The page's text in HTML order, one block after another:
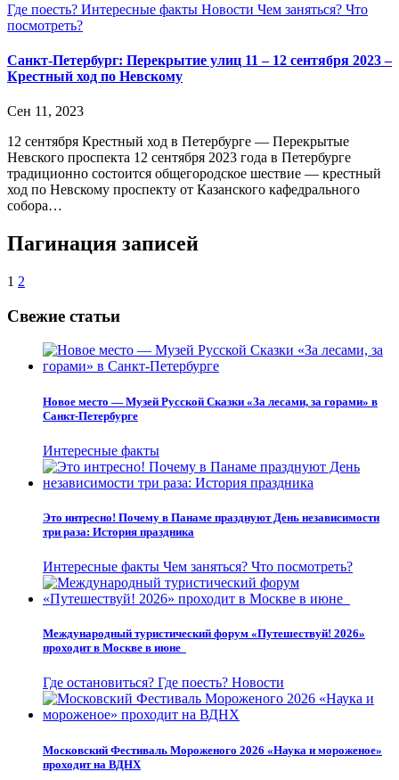
Где поесть? Интересные факты Новости Чем заняться? Что
посмотреть?
Санкт-Петербург: Перекрытие улиц 11 – 12 сентября 2023 –
Крестный ход по Невскому
Сен 11, 2023
12 сентября Крестный ход в Петербурге — Перекрытые
Невского проспекта 12 сентября 2023 года в Петербурге
традиционно состоится общегородское шествие — крестный
ход по Невскому проспекту от Казанского кафедрального
собора…
Пагинация записей
1 2
Свежие статьи
Новое место — Музей Русской Сказки «За лесами, за горами» в
Санкт-Петербурге
Интересные факты
Это интресно! Почему в Панаме празднуют День независимости
три раза: История праздника
Интересные факты Чем заняться? Что посмотреть?
Международный туристический форум «Путешествуй! 2026»
проходит в Москве в июне
Где остановиться? Где поесть? Новости
Московский Фестиваль Мороженого 2026 «Наука и мороженое»
проходит на ВДНХ